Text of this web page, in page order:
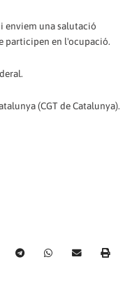
enviem una salutació
participen en l'ocupació.
(CGT de Catalunya).